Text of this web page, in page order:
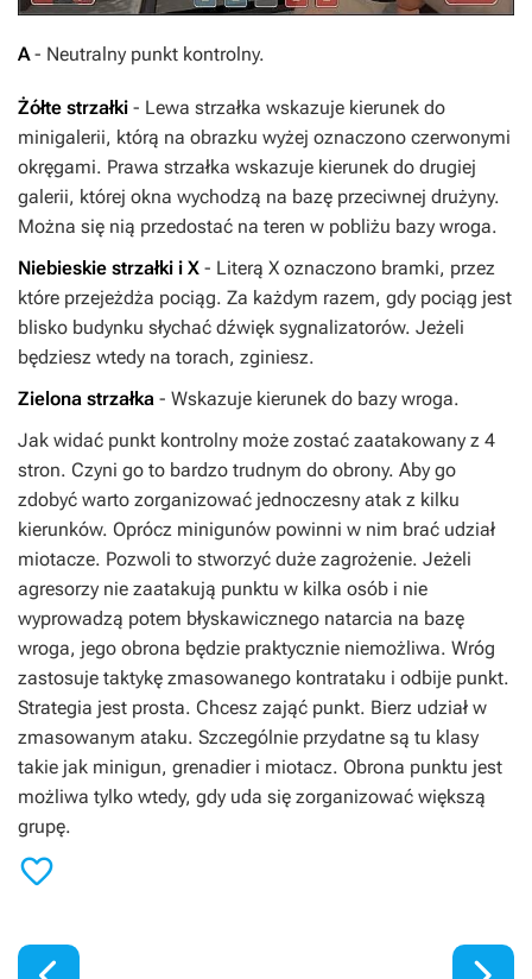
A - Neutralny punkt kontrolny.
Żółte strzałki - Lewa strzałka wskazuje kierunek do
minigalerii, którą na obrazku wyżej oznaczono czerwonymi
okręgami. Prawa strzałka wskazuje kierunek do drugiej
galerii, której okna wychodzą na bazę przeciwnej drużyny.
Można się nią przedostać na teren w pobliżu bazy wroga.
Niebieskie strzałki i X - Literą X oznaczono bramki, przez
które przejeżdża pociąg. Za każdym razem, gdy pociąg jest
blisko budynku słychać dźwięk sygnalizatorów. Jeżeli
będziesz wtedy na torach, zginiesz.
Zielona strzałka - Wskazuje kierunek do bazy wroga.
Jak widać punkt kontrolny może zostać zaatakowany z 4
stron. Czyni go to bardzo trudnym do obrony. Aby go
zdobyć warto zorganizować jednoczesny atak z kilku
kierunków. Oprócz minigunów powinni w nim brać udział
miotacze. Pozwoli to stworzyć duże zagrożenie. Jeżeli
agresorzy nie zaatakują punktu w kilka osób i nie
wyprowadzą potem błyskawicznego natarcia na bazę
wroga, jego obrona będzie praktycznie niemożliwa. Wróg
zastosuje taktykę zmasowanego kontrataku i odbije punkt.
Strategia jest prosta. Chcesz zająć punkt. Bierz udział w
zmasowanym ataku. Szczególnie przydatne są tu klasy
takie jak minigun, grenadier i miotacz. Obrona punktu jest
możliwa tylko wtedy, gdy uda się zorganizować większą
grupę.
